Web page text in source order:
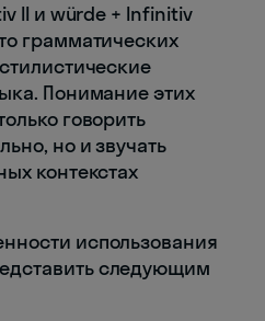
II и würde + Infinitiv
грамматических
Понимание этих
говорить
но и звучать
контекстах
использования
следующим